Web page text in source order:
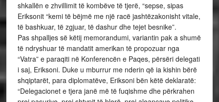
shkallën e zhvillimit të kombëve të tjerë, “sepse, sipas
Eriksonit “kemi të bëjmë me një racë jashtëzakonisht vitale,
të bashkuar, të zgjuar, të dashur dhe tejet besnike”.
Pas shpalljes së këtij memorandumi, variantin pak a shumë
të ndryshuar të mandatit amerikan të propozuar nga
“Vatra” e paraqiti në Konferencën e Paqes, përsëri delegati
i saj, Eriksoni. Duke u mburrur me nderin që ia kishin bërë
shqiptarët, para diplomatëve, Eriksoni bën këtë deklaratë:
“Delegacionet e tjera janë më të fuqishme dhe përkrahen